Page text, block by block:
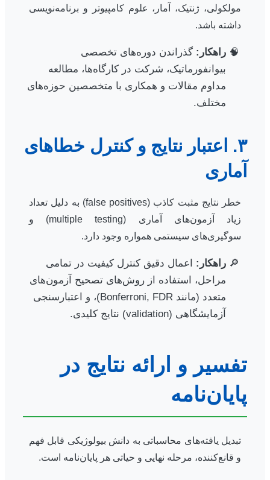
مولکولی، ژنتیک، آمار، علوم کامپیوتر و برنامه‌نویسی
داشته باشد.
راهکار: گذراندن دوره‌های تخصصی
بیوانفورماتیک، شرکت در کارگاه‌ها، مطالعه
مداوم مقالات و همکاری با متخصصین حوزه‌های
مختلف.
۳. اعتبار نتایج و کنترل خطاهای
آماری
خطر نتایج مثبت کاذب (false positives) به دلیل تعداد
زیاد آزمون‌های آماری (multiple testing) و
سوگیری‌های سیستمی همواره وجود دارد.
راهکار: اعمال دقیق کنترل کیفیت در تمامی
مراحل، استفاده از روش‌های تصحیح آزمون‌های
متعدد (مانند Bonferroni, FDR)، و اعتبارسنجی
آزمایشگاهی (validation) نتایج کلیدی.
تفسیر و ارائه نتایج در
پایان‌نامه
تبدیل یافته‌های محاسباتی به دانش بیولوژیکی قابل فهم
و قانع‌کننده، مرحله نهایی و حیاتی هر پایان‌نامه است.